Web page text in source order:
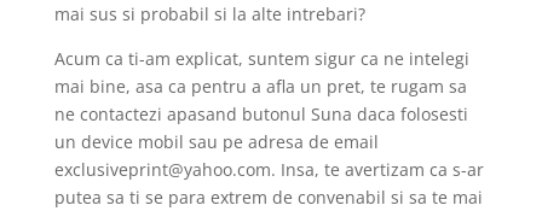
mai sus si probabil si la alte intrebari?
Acum ca ti-am explicat, suntem sigur ca ne intelegi
mai bine, asa ca pentru a afla un pret, te rugam sa
ne contactezi apasand butonul Suna daca folosesti
un device mobil sau pe adresa de email
exclusiveprint@yahoo.com. Insa, te avertizam ca s-ar
putea sa ti se para extrem de convenabil si sa te mai